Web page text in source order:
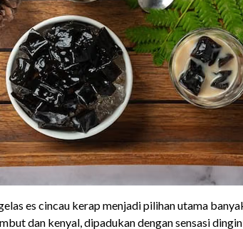
es cincau kerap menjadi pilihan utama
dan kenyal, dipadukan dengan sensasi